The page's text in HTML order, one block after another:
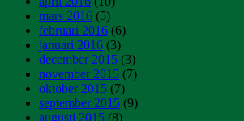
mars 2016 (5)
februari 2016 (6)
januari 2016 (3)
december 2015 (3)
november 2015 (7)
oktober 2015 (7)
september 2015 (9)
augusti 2015 (8)